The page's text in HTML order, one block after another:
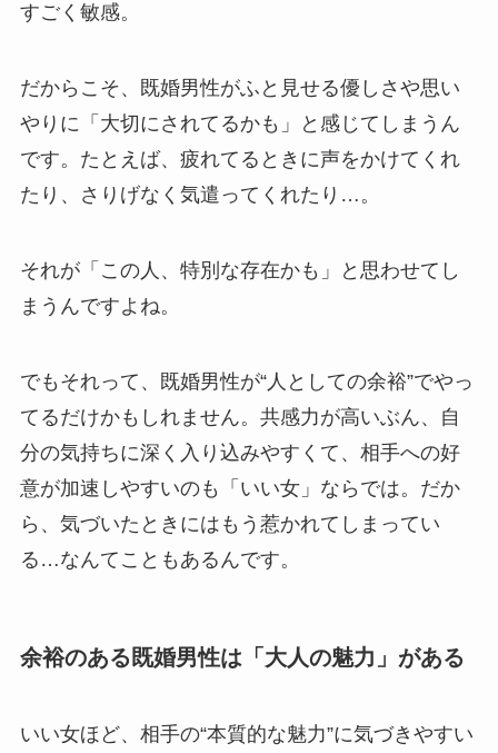
すごく敏感。
だからこそ、既婚男性がふと見せる優しさや思い
やりに「大切にされてるかも」と感じてしまうん
です。たとえば、疲れてるときに声をかけてくれ
たり、さりげなく気遣ってくれたり…。
それが「この人、特別な存在かも」と思わせてし
まうんですよね。
でもそれって、既婚男性が“人としての余裕”でやっ
てるだけかもしれません。共感力が高いぶん、自
分の気持ちに深く入り込みやすくて、相手への好
意が加速しやすいのも「いい女」ならでは。だか
ら、気づいたときにはもう惹かれてしまってい
る…なんてこともあるんです。
余裕のある既婚男性は「大人の魅力」がある
いい女ほど、相手の“本質的な魅力”に気づきやすい